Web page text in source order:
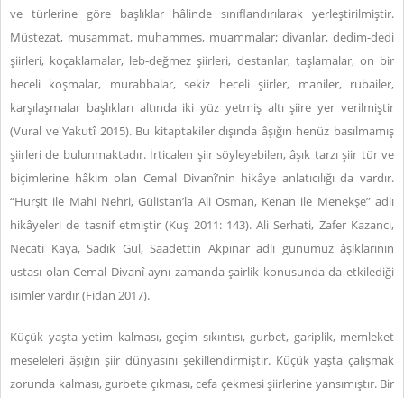
ve türlerine göre başlıklar hâlinde sınıflandırılarak yerleştirilmiştir.
Müstezat, musammat, muhammes, muammalar; divanlar, dedim-dedi
şiirleri, koçaklamalar, leb-değmez şiirleri, destanlar, taşlamalar, on bir
heceli koşmalar, murabbalar, sekiz heceli şiirler, maniler, rubailer,
karşılaşmalar başlıkları altında iki yüz yetmiş altı şiire yer verilmiştir
(Vural ve Yakutî 2015). Bu kitaptakiler dışında âşığın henüz basılmamış
şiirleri de bulunmaktadır. İrticalen şiir söyleyebilen, âşık tarzı şiir tür ve
biçimlerine hâkim olan Cemal Divanî’nin hikâye anlatıcılığı da vardır.
“Hurşit ile Mahi Nehri, Gülistan’la Ali Osman, Kenan ile Menekşe” adlı
hikâyeleri de tasnif etmiştir (Kuş 2011: 143). Ali Serhati, Zafer Kazancı,
Necati Kaya, Sadık Gül, Saadettin Akpınar adlı günümüz âşıklarının
ustası olan Cemal Divanî aynı zamanda şairlik konusunda da etkilediği
isimler vardır (Fidan 2017).
Küçük yaşta yetim kalması, geçim sıkıntısı, gurbet, gariplik, memleket
meseleleri âşığın şiir dünyasını şekillendirmiştir. Küçük yaşta çalışmak
zorunda kalması, gurbete çıkması, cefa çekmesi şiirlerine yansımıştır. Bir